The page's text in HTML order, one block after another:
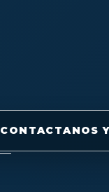
CONTACTANOS